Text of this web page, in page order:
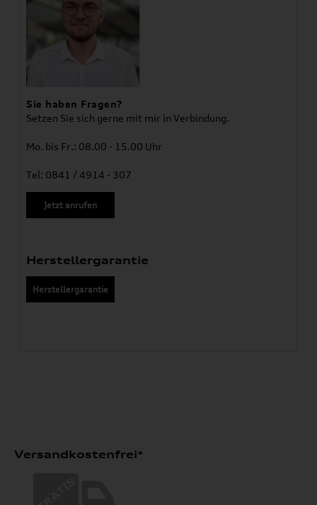
Sie haben Fragen?
Setzen Sie sich gerne mit mir in Verbindung.
Mo. bis Fr.: 08.00 - 15.00 Uhr
Tel: 0841 / 4914 - 307
Jetzt anrufen
Herstellergarantie
Herstellergarantie
Versandkostenfrei*